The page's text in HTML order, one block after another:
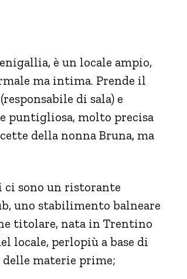
è un locale ampio,
ma intima. Prende il
(responsabile di sala) e
puntigliosa, molto precisa
della nonna Bruna, ma
ci sono un ristorante
uno stabilimento balneare
titolare, nata in Trentino
locale, perlopiù a base di
delle materie prime;